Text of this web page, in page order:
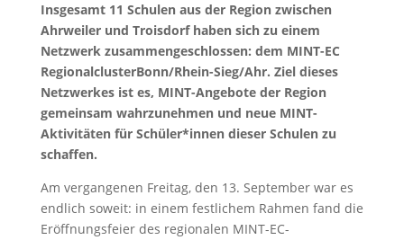
Insgesamt 11 Schulen aus der Region zwischen
Ahrweiler und Troisdorf haben sich zu einem
Netzwerk zusammengeschlossen: dem MINT-EC
RegionalclusterBonn/Rhein-Sieg/Ahr. Ziel dieses
Netzwerkes ist es, MINT-Angebote der Region
gemeinsam wahrzunehmen und neue MINT-
Aktivitäten für Schüler*innen dieser Schulen zu
schaffen.
Am vergangenen Freitag, den 13. September war es
endlich soweit: in einem festlichem Rahmen fand die
Eröffnungsfeier des regionalen MINT-EC-